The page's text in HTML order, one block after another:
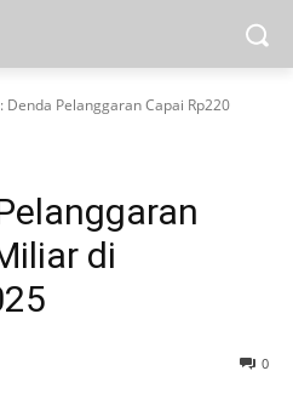
Denda Pelanggaran Capai Rp220
di
0